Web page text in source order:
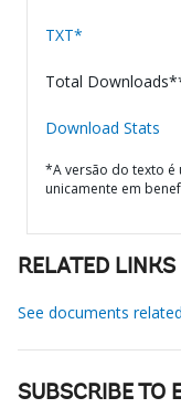
TXT*
Total
Download Stats
*A versão do texto é
unicamente em
RELATED LINKS
See documents
SUBSCRIBE TO